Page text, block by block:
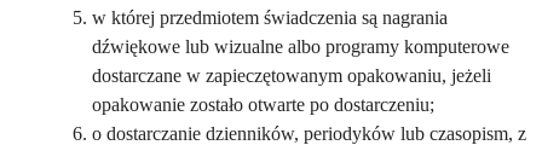
w której przedmiotem świadczenia są nagrania
dźwiękowe lub wizualne albo programy komputerowe
dostarczane w zapieczętowanym opakowaniu, jeżeli
opakowanie zostało otwarte po dostarczeniu;
o dostarczanie dzienników, periodyków lub czasopism, z